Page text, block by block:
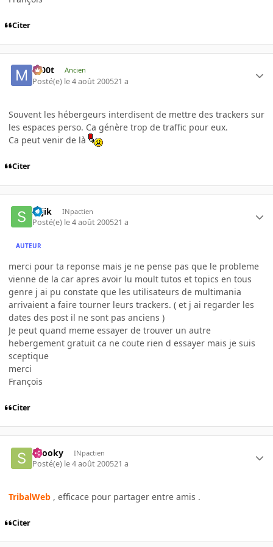
Citer
m00t Ancien
Posté(e) le 4 août 200521 a
Souvent les hébergeurs interdisent de mettre des trackers sur
les espaces perso. Ca génère trop de traffic pour eux.
Ca peut venir de là
Citer
sajik INpactien
Posté(e) le 4 août 200521 a
AUTEUR
merci pour ta reponse mais je ne pense pas que le probleme
vienne de la car apres avoir lu moult tutos et topics en tous
genre j ai pu constate que les utilisateurs de multimania
arrivaient a faire tourner leurs trackers. ( et j ai regarder les
dates des post il ne sont pas anciens )
Je peut quand meme essayer de trouver un autre
hebergement gratuit ca ne coute rien d essayer mais je suis
sceptique
merci
François
Citer
snooky INpactien
Posté(e) le 4 août 200521 a
TribalWeb , efficace pour partager entre amis .
Citer